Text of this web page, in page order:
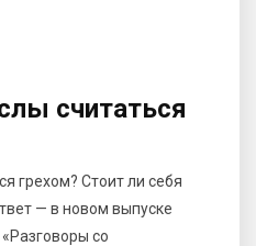
считаться
грехом? Стоит ли себя
— в новом выпуске
со